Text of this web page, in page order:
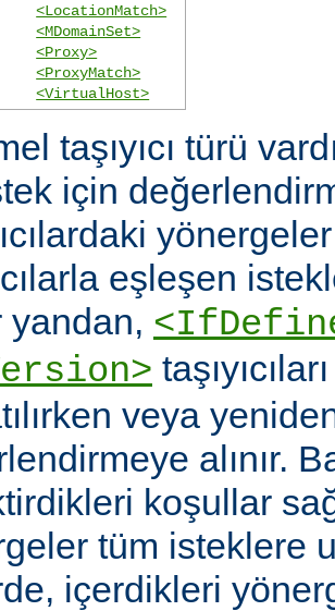
<LocationMatch>
<MDomainSet>
<Proxy>
<ProxyMatch>
<VirtualHost>
taşıyıcı türü
için
eşleşen
yandan,
veya
alınır.
koşullar
tüm isteklere
içerdikleri